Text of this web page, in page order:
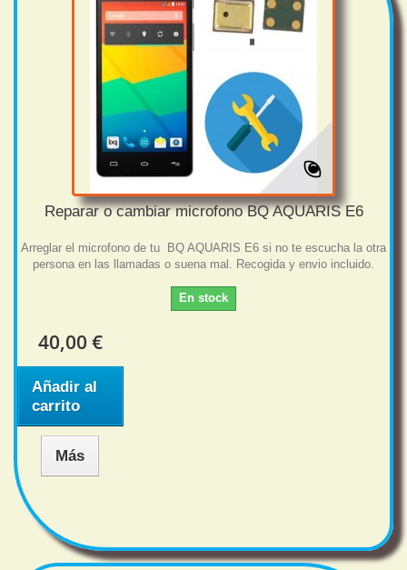
Reparar o cambiar microfono BQ AQUARIS E6
Arreglar el microfono de tu BQ AQUARIS E6 si no te escucha la otra
persona en las llamadas o suena mal. Recogida y envio incluido.
En stock
40,00 €
Añadir al
carrito
Más